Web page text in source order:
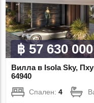
฿ 57 630
Вилла в Isola Sky,
64940
Спален:4